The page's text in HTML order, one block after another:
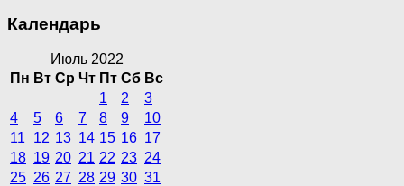
Календарь
Июль 2022
Пн Вт Ср Чт Пт Сб Вс
1
2
3
4
5 6 7 8 9
10
11
12 13 14 15 16 17
18 19 20 21 22 23 24
25 26 27 28 29 30 31